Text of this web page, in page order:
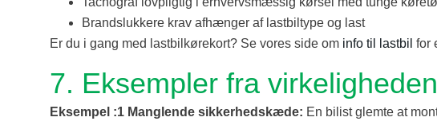
Brandslukkere krav afhænger af lastbiltype og last
Er du i gang med lastbilkørekort? Se vores side om info til lastbil for
7. Eksempler fra virkeligheden
Eksempel :1 Manglende sikkerhedskæde: En bilist glemte at